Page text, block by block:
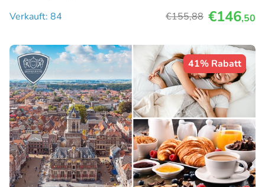
Verkauft: 84
€155,88 €146,50
41% Rabatt